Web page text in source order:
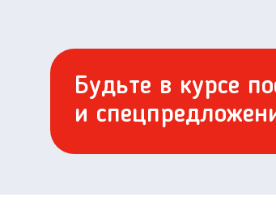
Будьте в курсе
и